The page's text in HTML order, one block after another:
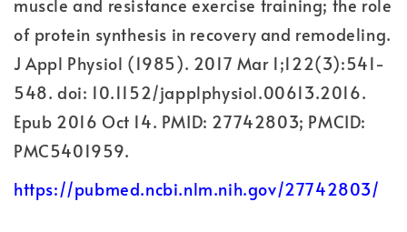
muscle and resistance exercise training; the role
of protein synthesis in recovery and remodeling.
J Appl Physiol (1985). 2017 Mar 1;122(3):541-
548. doi: 10.1152/japplphysiol.00613.2016.
Epub 2016 Oct 14. PMID: 27742803; PMCID:
PMC5401959.
https://pubmed.ncbi.nlm.nih.gov/27742803/